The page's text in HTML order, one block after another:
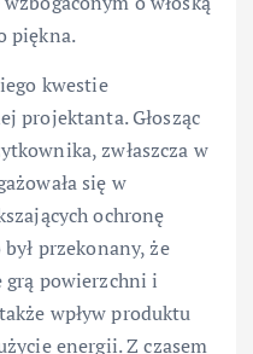
piękna.
kwestie
projektanta. Głosząc
zwłaszcza w
się w
ochronę
przekonany, że
grą powierzchni i
wpływ produktu
energii. Z czasem